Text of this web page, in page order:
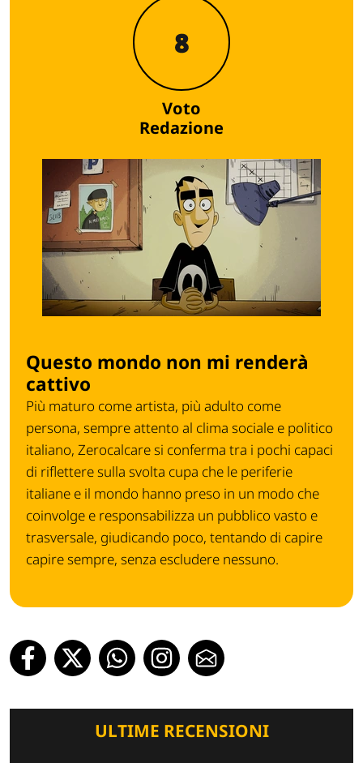
8
Voto
Redazione
Questo mondo non mi renderà
cattivo
Più maturo come artista, più adulto come
persona, sempre attento al clima sociale e politico
italiano, Zerocalcare si conferma tra i pochi capaci
di riflettere sulla svolta cupa che le periferie
italiane e il mondo hanno preso in un modo che
coinvolge e responsabilizza un pubblico vasto e
trasversale, giudicando poco, tentando di capire
capire sempre, senza escludere nessuno.
ULTIME RECENSIONI